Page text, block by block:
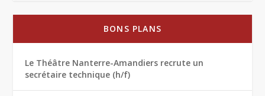
BONS PLANS
Le Théâtre Nanterre-Amandiers recrute un
secrétaire technique (h/f)